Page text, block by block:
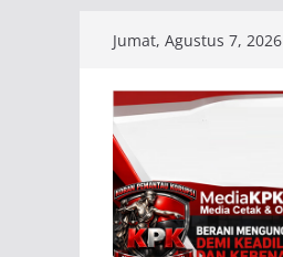
content
Jumat, Agustus 7, 2026